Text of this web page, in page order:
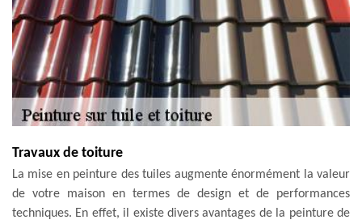
Travaux de toiture
La mise en peinture des tuiles augmente énormément la valeur
de votre maison en termes de design et de performances
techniques. En effet, il existe divers avantages de la peinture de